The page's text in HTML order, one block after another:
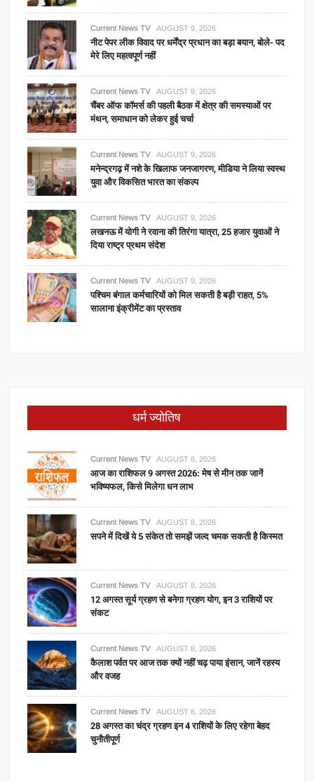
Current News TV AUGUST 9, 2026
नीट पेपर लीक विवाद पर धर्मेंद्र प्रधान का बड़ा बयान, बोले- पद
मेरे लिए महत्वपूर्ण नहीं
Current News TV AUGUST 9, 2026
चैंबर ऑफ कॉमर्स की पहली बैठक में क्षेत्र की समस्याओं पर
मंथन, समाधान को लेकर हुई चर्चा
Current News TV AUGUST 9, 2026
मनेन्द्रगढ़ में नशे के खिलाफ जनजागरण, मीडिया ने लिया स्वस्थ
युवा और विकसित भारत का संकल्प
Current News TV AUGUST 9, 2026
लखनऊ में योगी ने रवाना की तिरंगा यात्रा, 25 हजार युवाओं ने
दिया राष्ट्र प्रथम संदेश
Current News TV AUGUST 9, 2026
पश्चिम बंगाल कर्मचारियों को मिल सकती है बड़ी राहत, 5%
सालाना इंक्रीमेंट का प्रस्ताव
धर्म ज्योतिष
Current News TV AUGUST 8, 2026
आज का राशिफल 9 अगस्त 2026: मेष से मीन तक जानें
भविष्यफल, किसे मिलेगा धन लाभ
Current News TV AUGUST 8, 2026
सपने में दिखें ये 5 संकेत तो समझें जल्द चमक सकती है किस्मत
Current News TV AUGUST 8, 2026
12 अगस्त सूर्य ग्रहण से बनेगा ग्रहण योग, इन 3 राशियों पर
संकट
Current News TV AUGUST 8, 2026
कैलाश पर्वत पर आज तक क्यों नहीं चढ़ पाया इंसान, जानें रहस्य
और वजह
Current News TV AUGUST 8, 2026
28 अगस्त का चंद्र ग्रहण इन 4 राशियों के लिए रहेगा बेहद
चुनौतीपूर्ण